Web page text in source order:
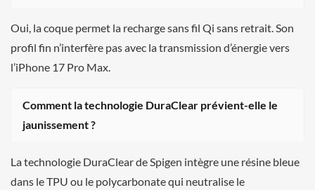
Oui, la coque permet la recharge sans fil Qi sans retrait. Son
profil fin n’interfère pas avec la transmission d’énergie vers
l’iPhone 17 Pro Max.
Comment la technologie DuraClear prévient-elle le
jaunissement ?
La technologie DuraClear de Spigen intègre une résine bleue
dans le TPU ou le polycarbonate qui neutralise le